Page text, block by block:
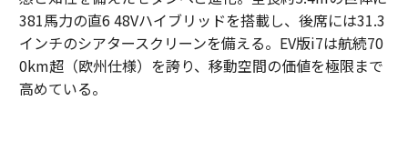
381馬力の直6 48Vハイブリッドを搭載し、後席には31.3
インチのシアタースクリーンを備える。EV版i7は航続70
0km超（欧州仕様）を誇り、移動空間の価値を極限まで
高めている。